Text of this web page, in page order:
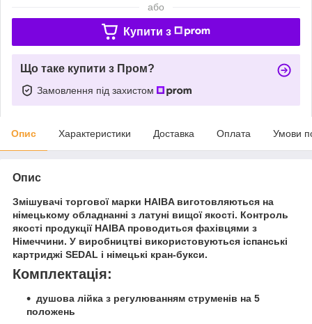
або
Купити з
Що таке купити з Пром?
Замовлення під захистом
Опис Характеристики Доставка Оплата Умови
Опис
Змішувачі торгової марки HAIBA виготовляються на
німецькому обладнанні з латуні вищої якості. Контроль
якості продукції HAIBA проводиться фахівцями з
Німеччини. У виробництві використовуються іспанські
картриджі SEDAL і німецькі кран-букси.
Комплектація:
душова лійка з регулюванням струменів на 5
положень